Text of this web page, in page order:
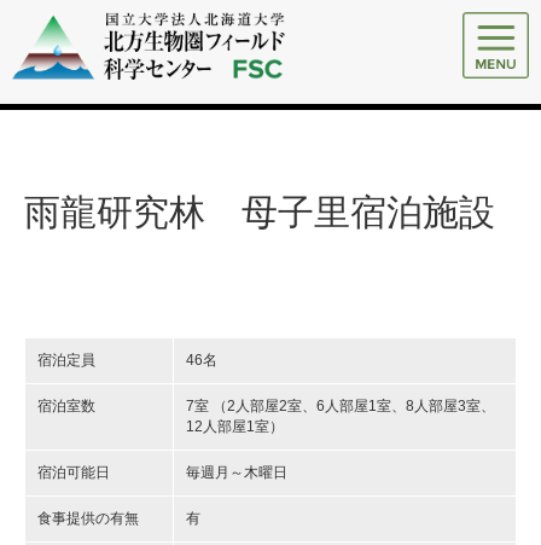
雨龍研究林 母子里宿泊施設
宿泊定員 46名
宿泊室数
7室 （2人部屋2室、6人部屋1室、8人部屋3室、
12人部屋1室）
宿泊可能日 毎週月～木曜日
食事提供の有無 有